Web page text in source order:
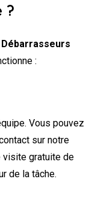
?
:
Vous pouvez
sur notre
visite gratuite de
de la tâche.